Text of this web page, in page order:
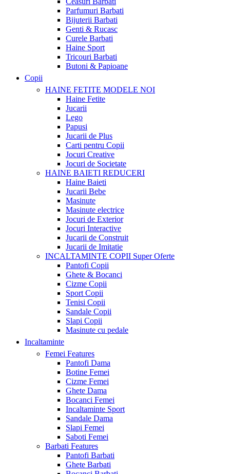
Parfumuri Barbati
Bijuterii Barbati
Genti & Rucasc
Curele Barbati
Haine Sport
Tricouri Barbati
Butoni & Papioane
Copii
HAINE FETITE MODELE NOI
Haine Fetite
Jucarii
Lego
Papusi
Jucarii de Plus
Carti pentru Copii
Jocuri Creative
Jocuri de Societate
HAINE BAIETI REDUCERI
Haine Baieti
Jucarii Bebe
Masinute
Masinute electrice
Jocuri de Exterior
Jocuri Interactive
Jucarii de Construit
Jucarii de Imitatie
INCALTAMINTE COPII Super Oferte
Pantofi Copii
Ghete & Bocanci
Cizme Copii
Sport Copii
Tenisi Copii
Sandale Copii
Slapi Copii
Masinute cu pedale
Incaltaminte
Femei Features
Pantofi Dama
Botine Femei
Cizme Femei
Ghete Dama
Bocanci Femei
Incaltaminte Sport
Sandale Dama
Slapi Femei
Saboti Femei
Barbati Features
Pantofi Barbati
Ghete Barbati